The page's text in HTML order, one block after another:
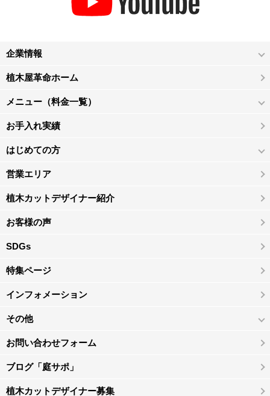
企業情報
植木屋革命ホーム
メニュー（料金一覧）
お手入れ実績
はじめての方
営業エリア
植木カットデザイナー紹介
お客様の声
SDGs
特集ページ
インフォメーション
その他
お問い合わせフォーム
ブログ「庭サポ」
植木カットデザイナー募集